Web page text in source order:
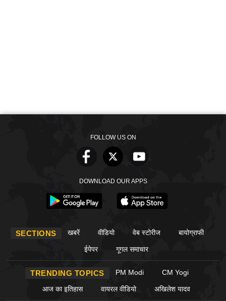
FOLLOW US ON
DOWNLOAD OUR APPS
SECTIONS खबरें वीडियो वेब स्टोरीज बायोग्राफी
ईपेपर गूगल समाचार
TRENDING TOPICS PM Modi CM Yogi
आज का इतिहास वायरल वीडियो अखिलेश यादव